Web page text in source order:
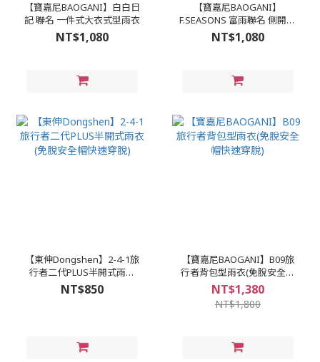
【寶嘉尼BAOGANI】白白日
記 聯名 一件式大衣式型雨衣
NT$1,080
【寶嘉尼BAOGANI】
F.SEASONS 富雨聯名 側開套
頭一件式雨衣 (免脫安全帽快
速穿脫)
NT$1,080
【東伸Dongshen】2-4-1旅
行者二代PLUS半開式雨衣
(免脫安全帽快速穿脫)
NT$850
【寶嘉尼BAOGANI】B09旅
行者背包型雨衣(免脫安全帽
快速穿脫)
NT$1,380
NT$1,800